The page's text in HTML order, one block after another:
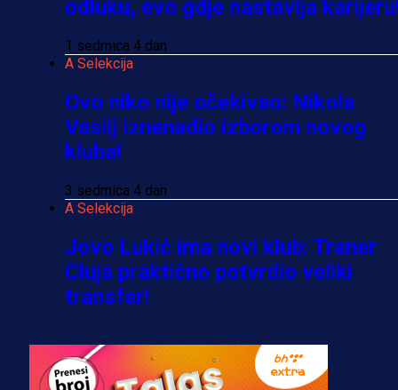
odluku, evo gdje nastavlja
1 sedmica 4 dan
A Selekcija
Ovo niko nije očekivao: Nikola
Vasilj iznenadio izborom novog
kluba!
3 sedmica 4 dan
A Selekcija
Jovo Lukić ima novi klub: Trener
Cluja praktično potvrdio veliki
transfer!
A Selekcija